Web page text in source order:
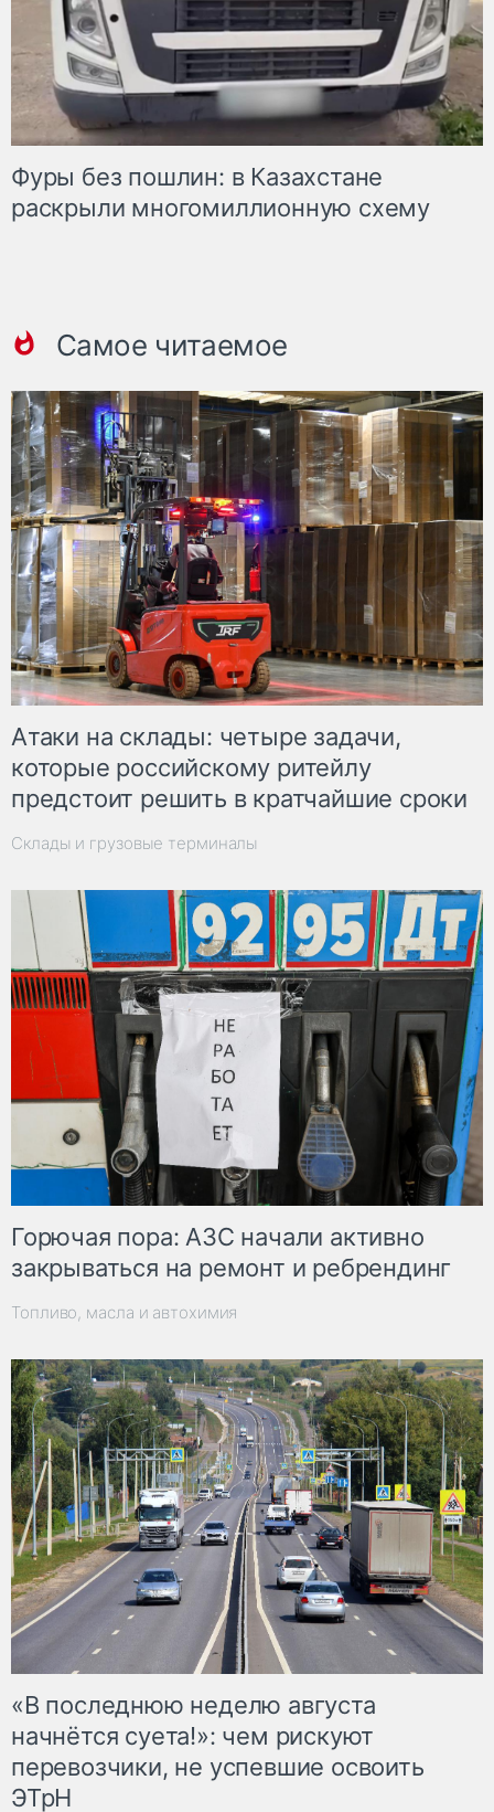
Фуры без пошлин: в Казахстане
раскрыли многомиллионную схему
Самое читаемое
Атаки на склады: четыре задачи,
которые российскому ритейлу
предстоит решить в кратчайшие сроки
Склады и грузовые терминалы
Горючая пора: АЗС начали активно
закрываться на ремонт и ребрендинг
Топливо, масла и автохимия
«В последнюю неделю августа
начнётся суета!»: чем рискуют
перевозчики, не успевшие освоить
ЭТрН